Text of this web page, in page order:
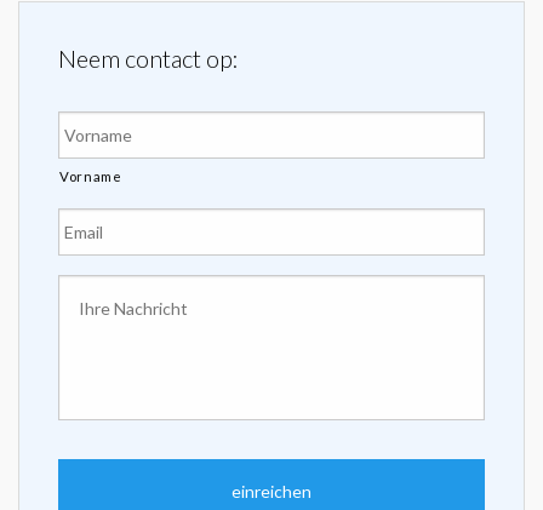
Neem contact op:
Vorname
mailadres
bericht *